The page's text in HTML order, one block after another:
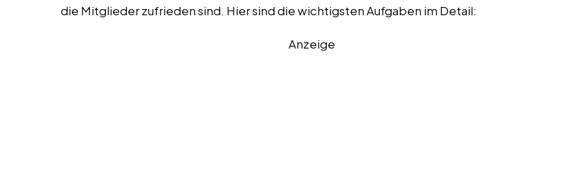
die Mitglieder zufrieden sind. Hier sind die wichtigsten Aufgaben im Detail:
Anzeige